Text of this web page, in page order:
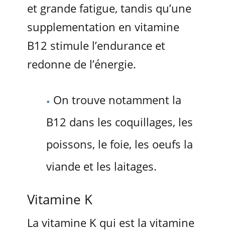
et grande fatigue, tandis qu’une
supplementation en vitamine
B12 stimule l’endurance et
redonne de l’énergie.
On trouve notamment la
B12 dans les coquillages, les
poissons, le foie, les oeufs la
viande et les laitages.
Vitamine K
La vitamine K qui est la vitamine